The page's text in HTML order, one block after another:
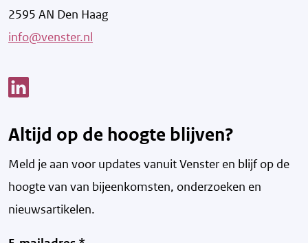
2595 AN Den Haag
info@venster.nl
Altijd op de hoogte blijven?
Meld je aan voor updates vanuit Venster en blijf op de
hoogte van van bijeenkomsten, onderzoeken en
nieuwsartikelen.